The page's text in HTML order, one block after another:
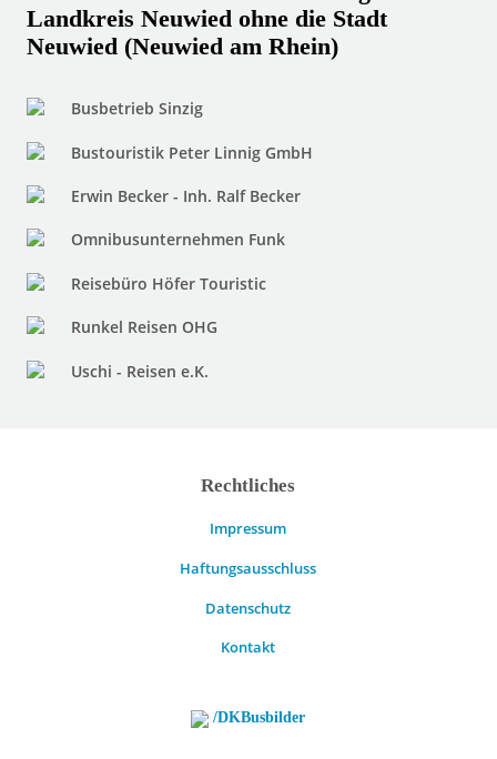
Landkreis Neuwied ohne die Stadt
Neuwied (Neuwied am Rhein)
Busbetrieb Sinzig
Bustouristik Peter Linnig GmbH
Erwin Becker - Inh. Ralf Becker
Omnibusunternehmen Funk
Reisebüro Höfer Touristic
Runkel Reisen OHG
Uschi - Reisen e.K.
Rechtliches
Impressum
Haftungsausschluss
Datenschutz
Kontakt
/DKBusbilder